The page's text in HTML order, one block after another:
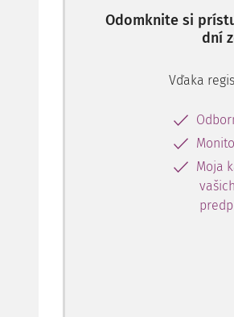
Odomknite si
dní
Vďaka
Moja